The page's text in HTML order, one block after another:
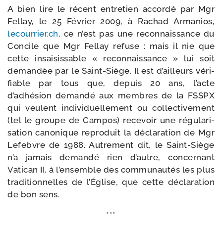
A bien lire le récent entre­tien accor­dé par Mgr
Fellay, le 25 Février 2009, à Rachad Armanios,
lecour​rier​.ch, ce n’est pas une recon­nais­sance du
Concile que Mgr Fellay refuse : mais il nie que
cette insai­sis­sable « recon­nais­sance » lui soit
deman­dée par le Saint-​Siège. Il est d’ailleurs véri­
fiable par tous que, depuis 20 ans, l’acte
d’adhésion deman­dé aux membres de la FSSPX
qui veulent indi­vi­duel­le­ment ou col­lec­ti­ve­ment
(tel le groupe de Campos) rece­voir une régu­la­ri­
sa­tion cano­nique repro­duit la décla­ra­tion de Mgr
Lefebvre de 1988. Autrement dit, le Saint-​Siège
n’a jamais deman­dé rien d’autre, concer­nant
Vatican II, à l’ensemble des com­mu­nau­tés les plus
tra­di­tion­nelles de l’Église, que cette décla­ra­tion
de bon sens.
***